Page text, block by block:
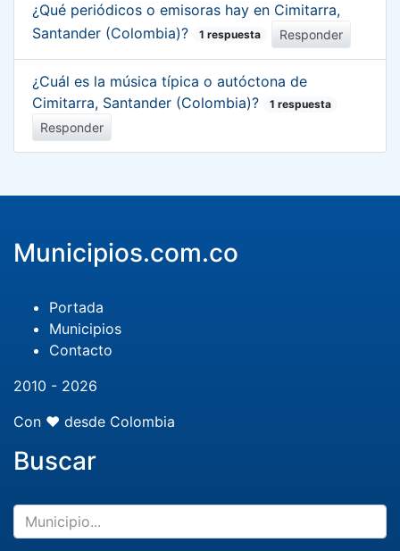
¿Qué periódicos o emisoras hay en Cimitarra,
Santander (Colombia)?
1 respuesta Responder
¿Cuál es la música típica o autóctona de
Cimitarra, Santander (Colombia)?
1 respuesta
Responder
Municipios.com.co
Portada
Municipios
Contacto
2010 - 2026
Con ❤️ desde Colombia
Buscar